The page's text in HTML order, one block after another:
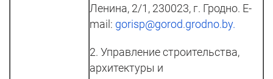
Ленина, 2/1, 230023, г. Гродно. E-
mail: gorisp@gorod.grodno.by.
2. Управление строительства,
архитектуры и